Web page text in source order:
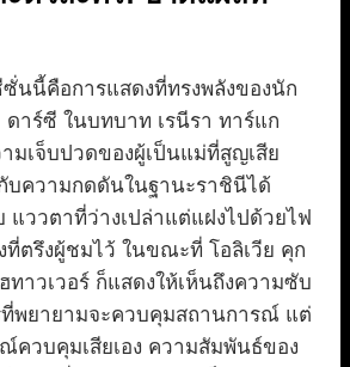
นนี้คือการแสดงที่ทรงพลังของนัก
ดาร์ซี ในบทบาท เรนีรา ทาร์แก
มเจ็บปวดของผู้เป็นแม่ที่สูญเสีย
บความกดดันในฐานะราชินีได้
ววตาที่ว่างเปล่าแต่แฝงไปด้วยไฟ
ที่ตรึงผู้ชมไว้ ในขณะที่ โอลิเวีย คุก
ทาวเวอร์ ก็แสดงให้เห็นถึงความซับ
พยายามจะควบคุมสถานการณ์ แต่
ควบคุมเสียเอง ความสัมพันธ์ของ